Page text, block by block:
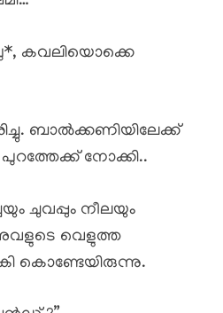
പു*, കവലിയൊക്കെ
ബാൽക്കണിയിലേക്ക്
നോക്കി..
ചുവപ്പും നീലയും
വെളുത്ത
കൊണ്ടേയിരുന്നു.